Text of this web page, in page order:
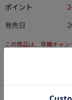
ポイント
発売日
この商品は、早期キャ